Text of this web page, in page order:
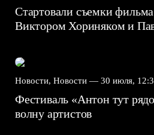
Стартовали съемки
Виктором Хориняком и
Новости, Новости — 30 июля,
Фестиваль «Антон тут
волну артистов